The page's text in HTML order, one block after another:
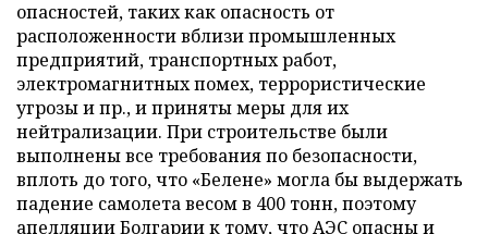
опасностей, таких как опасность от
расположенности вблизи промышленных
предприятий, транспортных работ,
электромагнитных помех, террористические
угрозы и пр., и приняты меры для их
нейтрализации. При строительстве были
выполнены все требования по безопасности,
вплоть до того, что «Белене» могла бы выдержать
падение самолета весом в 400 тонн, поэтому
апелляции Болгарии к тому, что АЭС опасны и